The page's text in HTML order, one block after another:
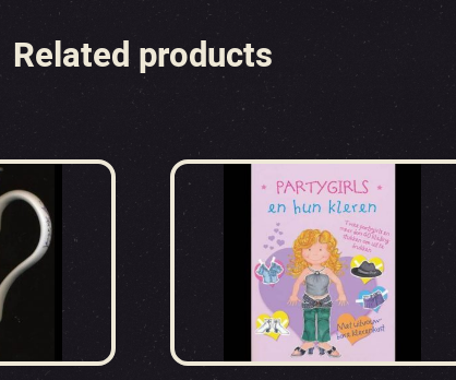
Related products